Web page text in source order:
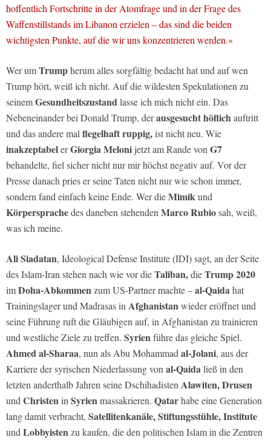
hoffentlich Fortschritte in der Atomfrage und in der Frage des
Waffenstillstands im Libanon erzielen – das sind die beiden
wichtigsten Punkte, auf die wir uns konzentrieren werden.«
Wer umTrumpherum alles sorgfältig bedacht hat und auf wen
Trump hört, weiß ich nicht. Auf die wildesten Spekulationen zu
seinemGesundheitszustandlasse ich mich nicht ein. Das
Nebeneinander bei Donald Trump, derausgesucht höflichauftritt
und das andere mal flegelhaft ruppig,ist nicht neu. Wie
inakzeptabelerGiorgia Meloni jetzt am Rande von G7
behandelte, fiel sicher nicht nur mir höchst negativ auf. Vor der
Presse danach pries er seine Taten nicht nur wie schon immer,
sondern fand einfach keine Ende. Wer dieMimikund
Körpersprachedes daneben stehenden Marco Rubiosah, weiß,
was ich meine.
Ali Siadatan, Ideological Defense Institute (IDI) sagt, an der Seite
des Islam-Iran stehen nach wie vor dieTaliban,dieTrump 2020
imDoha-Abkommenzum US-Partner machte –al-Qaidahat
Trainingslager und Madrasas in Afghanistanwieder eröffnet und
seine Führung ruft die Gläubigen auf, in Afghanistan zu trainieren
und westliche Ziele zu treffen. Syrienführe das gleiche Spiel.
Ahmed al-Sharaa, nun als Abu Mohammad al-Jolani, aus der
Karriere der syrischen Niederlassung von al-Qaidaließ in den
letzten anderthalb Jahren seine Dschihadisten Alawiten, Drusen
und Christenin Syrienmassakrieren. Qatarhabe eine Generation
lang damit verbracht, Satellitenkanäle,Stiftungsstühle, Institute
und Lobbyistenzu kaufen, die den politischen Islam in die Zentren